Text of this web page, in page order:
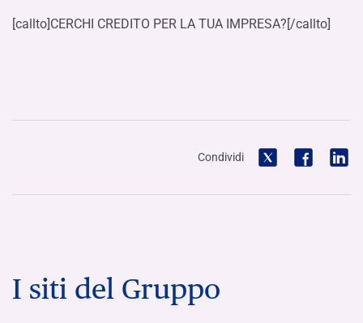
[callto]CERCHI CREDITO PER LA TUA IMPRESA?[/callto]
Condividi
I siti del Gruppo